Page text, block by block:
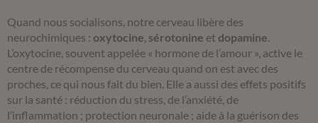
Quand nous socialisons, notre cerveau libère des
neurochimiques : oxytocine, sérotonine et dopamine.
L’oxytocine, souvent appelée « hormone de l’amour », active le
centre de récompense du cerveau quand on est avec des
proches, ce qui nous fait du bien. Elle a aussi des effets positifs
sur la santé : réduction du stress, de l’anxiété, de
l’inflammation ; protection neuronale ; aide à la guérison des